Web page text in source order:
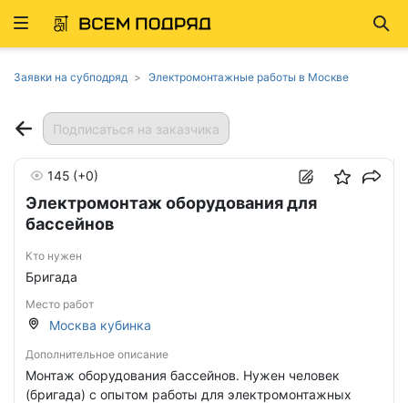
Развернуть
Заявки на субподряд Электромонтажные работы в Москве
Подписаться на заказчика
Электромонтаж оборудования для
бассейнов
145 (+0)
Кто нужен
Бригада
Место работ
Москва кубинка
Дополнительное описание
Монтаж оборудования бассейнов. Нужен человек
(бригада) с опытом работы для электромонтажных